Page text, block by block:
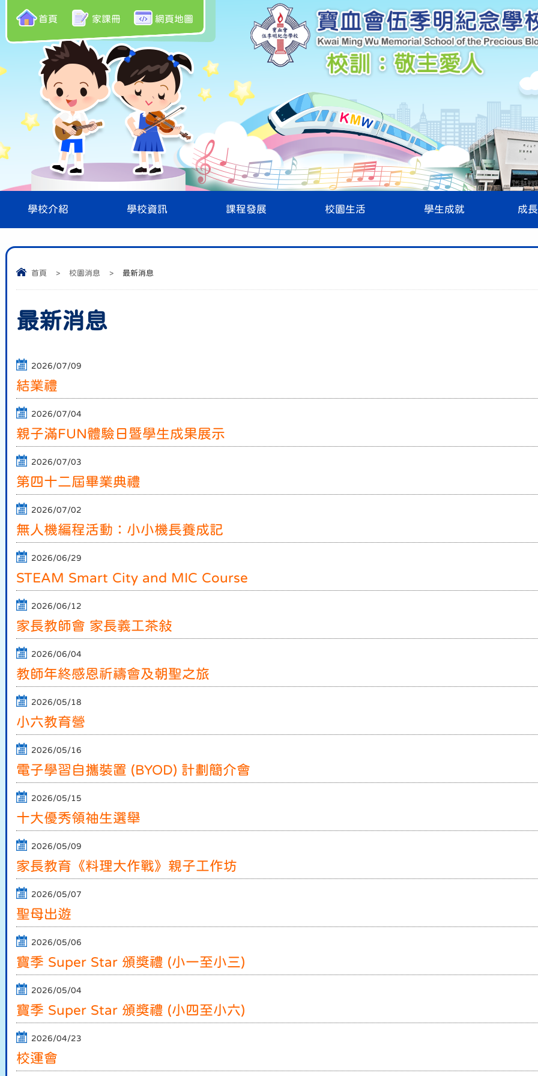
首頁 家課冊 網頁地圖
學校介紹 學校資訊 課程發展 校園生活 學生成就 成
首頁 > 校園消息 > 最新消息
最新消息
2026/07/09
結業禮
2026/07/04
親子滿FUN體驗日暨學生成果展示
2026/07/03
第四十二屆畢業典禮
2026/07/02
無人機編程活動：小小機長養成記
2026/06/29
STEAM Smart City and MIC Course
2026/06/12
家長教師會 家長義工茶敍
2026/06/04
教師年終感恩祈禱會及朝聖之旅
2026/05/18
小六教育營
2026/05/16
電子學習自攜裝置 (BYOD) 計劃簡介會
2026/05/15
十大優秀領袖生選舉
2026/05/09
家長教育《料理大作戰》親子工作坊
2026/05/07
聖母出遊
2026/05/06
寶季 Super Star 頒獎禮 (小一至小三)
2026/05/04
寶季 Super Star 頒獎禮 (小四至小六)
2026/04/23
校運會